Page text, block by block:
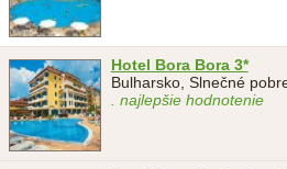
Hotel Bora Bora 3*
Bulharsko, Slnečné
. najlepšie hodnotenie